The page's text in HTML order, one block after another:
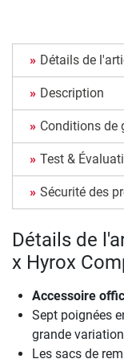
Détails de
Description
Conditions de
Test &
Sécurité des
Détails de
x Hyrox
Accessoire
Sept poignées
grande
Les sacs de